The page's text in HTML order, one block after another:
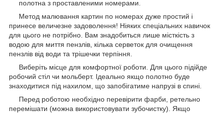
полотна з проставленими номерами.
Метод малювання картин по номерах дуже простий і
принесе величезне задоволення! Ніяких спеціальних навичок
для цього не потрібно. Вам знадобиться лише місткість з
водою для миття пензлів, кілька серветок для очищення
пензлів від води та трішечки терпіння.
Виберіть місце для комфортної роботи. Для цього підійде
робочий стіл чи мольберт. Ідеально якщо полотно буде
знаходитися під нахилом, що запобігатиме напрузі в спині.
Перед роботою необхідно перевірити фарби, ретельно
перемішати (можна використовувати зубочистку). Якщо